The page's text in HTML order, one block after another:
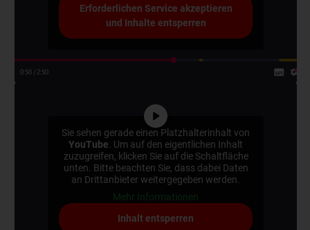
Erforderlichen Service akzeptieren
und Inhalte entsperren
Sie sehen gerade einen Platzhalterinhalt von
YouTube . Um auf den eigentlichen Inhalt
zuzugreifen, klicken Sie auf die Schaltfläche
unten. Bitte beachten Sie, dass dabei Daten
an Drittanbieter weitergegeben werden.
Mehr Informationen
Inhalt entsperren